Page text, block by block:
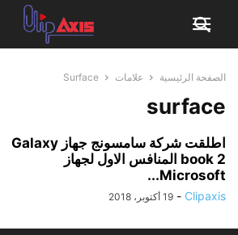
الصفحة الرئيسية علامات Surface
surface
اطلقت شركة سامسونج جهاز Galaxy
book 2 المنافس الاول لجهاز
Microsoft...
Clipaxis
- 19 أكتوبر، 2018